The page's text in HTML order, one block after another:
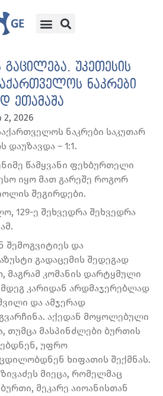
გაცილება. უკეთესის
ნაკრები
ეთამაშა
2, 2026
ნაკრები საკუთარ
დაუზავდა – 1:1.
წამყვანი ფეხბურთელი
იყო მათ გარეშე როგორ
შეგირდები.
129-ე შეხვედრა შეხვედრა
შემოგვიტიეს და
გადაცემის შედეგად
მაგრამ კომანის დარტყმული
კარიდან არდმაჯერებლად
და ამჯერად
აქედან მოყოლებული
თუმცა მასპინძლები ბურთის
უფრო
ხიფათის შექმნას.
მიეცა, რომელმაც
მეკარე აიოანისთან